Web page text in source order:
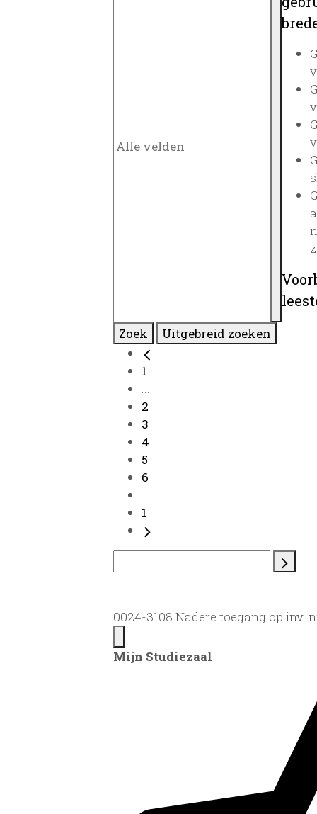
Zoek Uitgebreid zoeken
1
...
2
3
4
5
6
...
1
0024-3108 Nadere toegang op inv.
Mijn Studiezaal